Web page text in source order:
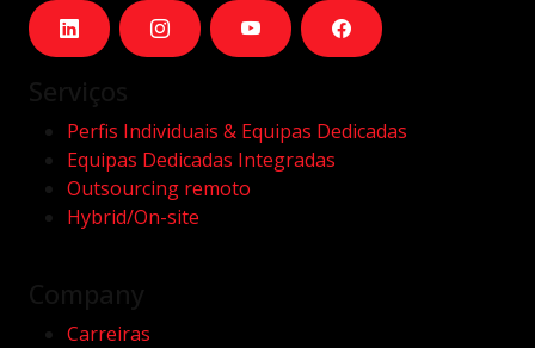
Perfis Individuais & Equipas Dedicadas
Equipas Dedicadas Integradas
Outsourcing remoto
Hybrid/On-site
Carreiras